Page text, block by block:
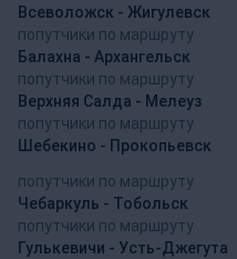
Всеволожск - Жигулевск
попутчики по маршруту
Балахна - Архангельск
попутчики по маршруту
Верхняя Салда - Мелеуз
попутчики по маршруту
Шебекино - Прокопьевск
попутчики по маршруту
Чебаркуль - Тобольск
попутчики по маршруту
Гулькевичи - Усть-Джегута